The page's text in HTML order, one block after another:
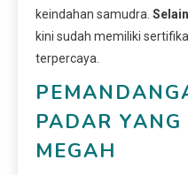
keindahan samudra.
kini sudah memiliki
terpercaya.
PADAR
MEGAH